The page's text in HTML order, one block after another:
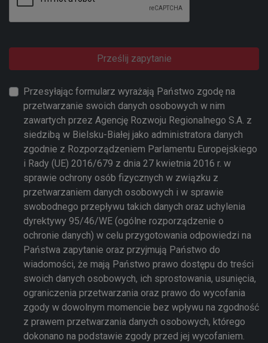
Prześlij zapytanie
Przesyłając formularz wyrażają Państwo zgodę na
przetwarzanie swoich danych osobowych w nim
zawartych przez Agencję Rozwoju Regionalnego S.A. z
siedzibą w Bielsku-Białej jako administratora danych
zgodnie z Rozporządzeniem Parlamentu Europejskiego
i Rady (UE) 2016/679 z dnia 27 kwietnia 2016 r. w
sprawie ochrony osób fizycznych w związku z
przetwarzaniem danych osobowych i w sprawie
swobodnego przepływu takich danych oraz uchylenia
dyrektywy 95/46/WE (ogólne rozporządzenie o
ochronie danych) w celu przygotowania odpowiedzi na
Państwa zapytanie oraz przyjmują Państwo do
wiadomości, że mają Państwo prawo dostępu do treści
swoich danych osobowych, ich sprostowania, usunięcia,
ograniczenia przetwarzania oraz prawo do wycofania
zgody w dowolnym momencie bez wpływu na zgodność
z prawem przetwarzania danych osobowych, którego
dokonano na podstawie zgody przed jej wycofaniem.